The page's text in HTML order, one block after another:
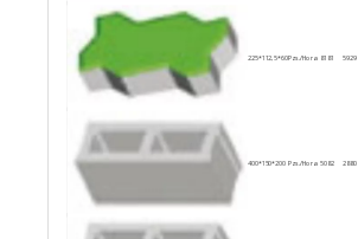
225*112,5*60Pzs./Hora 8181 5929
400*150*200 Pzs./Hora 5082 2880